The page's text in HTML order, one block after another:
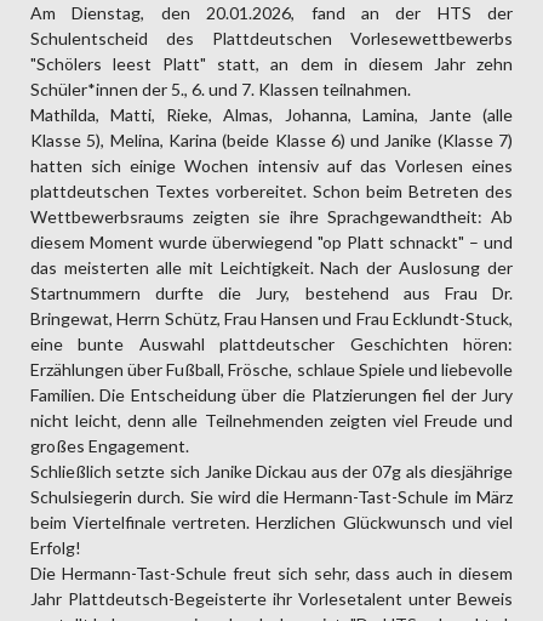
Am Dienstag, den 20.01.2026, fand an der HTS der
Schulentscheid des Plattdeutschen Vorlesewettbewerbs
"Schölers leest Platt" statt, an dem in diesem Jahr zehn
Schüler*innen der 5., 6. und 7. Klassen teilnahmen.
Mathilda, Matti, Rieke, Almas, Johanna, Lamina, Jante (alle
Klasse 5), Melina, Karina (beide Klasse 6) und Janike (Klasse 7)
hatten sich einige Wochen intensiv auf das Vorlesen eines
plattdeutschen Textes vorbereitet. Schon beim Betreten des
Wettbewerbsraums zeigten sie ihre Sprachgewandtheit: Ab
diesem Moment wurde überwiegend "op Platt schnackt" – und
das meisterten alle mit Leichtigkeit. Nach der Auslosung der
Startnummern durfte die Jury, bestehend aus Frau Dr.
Bringewat, Herrn Schütz, Frau Hansen und Frau Ecklundt-Stuck,
eine bunte Auswahl plattdeutscher Geschichten hören:
Erzählungen über Fußball, Frösche, schlaue Spiele und liebevolle
Familien. Die Entscheidung über die Platzierungen fiel der Jury
nicht leicht, denn alle Teilnehmenden zeigten viel Freude und
großes Engagement.
Schließlich setzte sich Janike Dickau aus der 07g als diesjährige
Schulsiegerin durch. Sie wird die Hermann-Tast-Schule im März
beim Viertelfinale vertreten. Herzlichen Glückwunsch und viel
Erfolg!
Die Hermann-Tast-Schule freut sich sehr, dass auch in diesem
Jahr Plattdeutsch-Begeisterte ihr Vorlesetalent unter Beweis